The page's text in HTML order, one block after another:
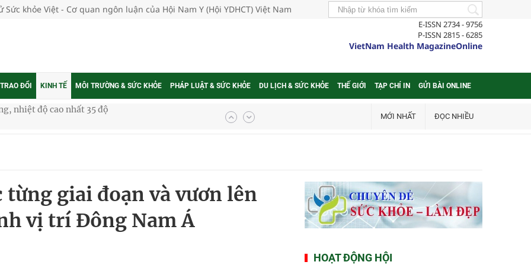
Sức khỏe Việt - Cơ quan ngôn luận của Hội Nam Y (Hội YDHCT) Việt Nam
E-ISSN 2734 - 9756
P-ISSN 2815 - 6285
VietNam Health MagazineOnline
ĐỔI KINH TẾ MÔI TRƯỜNG & SỨC KHỎE PHÁP LUẬT & SỨC KHỎE DU LỊCH & SỨC KHỎE THẾ GIỚI TẠP CHÍ IN GỬI BÀI ONLINE
khám sàng lọc cho người dân
thực tế
MỚI NHẤT ĐỌC NHIỀU
giai đoạn và vươn lên
vị trí Đông Nam Á
HOẠT ĐỘNG HỘI